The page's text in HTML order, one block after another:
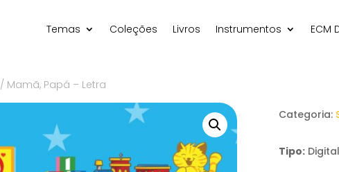
Temas Coleções Livros Instrumentos ECM
/ Mamã, Papá – Letra
Categoria:
Tipo: Digital